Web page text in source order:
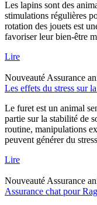
Les lapins sont des
stimulations régulières
rotation des jouets est
favoriser leur bien-être
Lire
Nouveauté Assurance
Les effets du stress sur
Le furet est un animal
partie sur la stabilité de
routine, manipulations
peuvent générer du
Lire
Nouveauté Assurance
Assurance chat pour